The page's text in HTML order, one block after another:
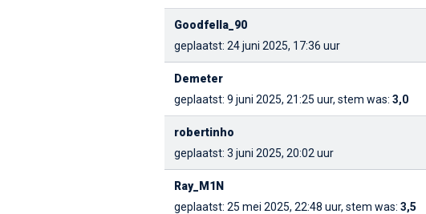
Goodfella_90
geplaatst: 24 juni 2025, 17:36 uur
Demeter
geplaatst: 9 juni 2025, 21:25 uur, stem was: 3,0
robertinho
geplaatst: 3 juni 2025, 20:02 uur
Ray_M1N
geplaatst: 25 mei 2025, 22:48 uur, stem was: 3,5